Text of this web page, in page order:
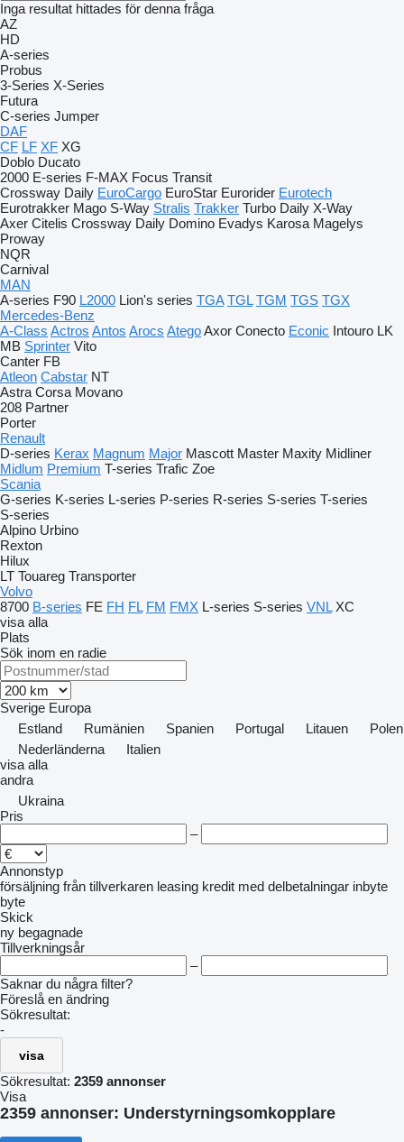
Inga resultat hittades för denna fråga
AZ
HD
A-series
Probus
3-Series X-Series
Futura
C-series Jumper
DAF
CF LF XF XG
Doblo Ducato
2000 E-series F-MAX Focus Transit
Crossway Daily EuroCargo EuroStar Eurorider Eurotech
Eurotrakker Mago S-Way Stralis Trakker Turbo Daily X-Way
Axer Citelis Crossway Daily Domino Evadys Karosa Magelys
Proway
NQR
Carnival
MAN
A-series F90 L2000 Lion's series TGA TGL TGM TGS TGX
Mercedes-Benz
A-Class Actros Antos Arocs AtegoAxor Conecto Econic Intouro LK
MB Sprinter Vito
Canter FB
Atleon Cabstar NT
Astra Corsa Movano
208 Partner
Porter
Renault
D-series Kerax Magnum Major Mascott Master Maxity Midliner
Midlum Premium T-series Trafic Zoe
Scania
G-series K-series L-series P-series R-series S-series T-series
S-series
Alpino Urbino
Rexton
Hilux
LT Touareg Transporter
Volvo
8700 B-series FE FH FL FM FMX L-series S-series VNL XC
visa alla
Plats
Sök inom en radie
Sverige Europa
Estland
Rumänien Spanien Portugal Litauen
Polen
Nederländerna
Italien
visa alla
andra
Ukraina
Pris
–
Annonstyp
försäljning från tillverkaren leasing kredit med delbetalningar inbyte
byte
Skick
ny begagnade
Tillverkningsår
–
Saknar du några filter?
Föreslå en ändring
Sökresultat:
-
visa
Sökresultat: 2359 annonser
Visa
2359 annonser: Understyrningsomkopplare